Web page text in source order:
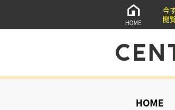
HOME
今
閲
HOME